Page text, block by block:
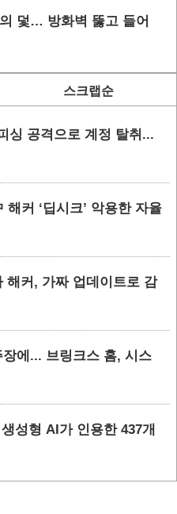
덫… 방화벽 뚫고 들어
스크랩순
싱 공격으로 계정 탈취...
커 ‘딥시크’ 악용한 자율
해커, 가짜 업데이트로 감
에... 브링크스 홈, 시스
성형 AI가 인용한 437개